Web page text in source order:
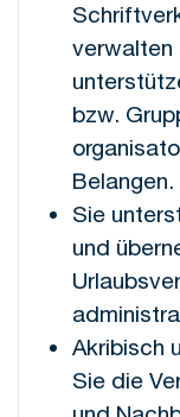
verwalten
bzw.
Belangen.
Sie
und
Akribisch
Sie die